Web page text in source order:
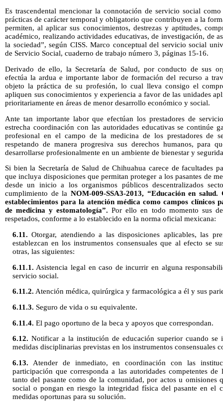
Es trascendental mencionar la connotación de servicio social
prácticas de carácter temporal y obligatorio que contribuyen a la
permiten, al aplicar sus conocimientos, destrezas y aptitudes,
académico, realizando actividades educativas, de investigación, de
la sociedad”, según CISS. Marco conceptual del servicio social
de Servicio Social, cuaderno de trabajo número 3, páginas 15-16.
Derivado de ello, la Secretaría de Salud, por conducto de sus
efectúa la ardua e importante labor de formación del recurso a
objeto la práctica de su profesión, lo cual lleva consigo el
apliquen sus conocimientos y experiencia a favor de las unidades
prioritariamente en áreas de menor desarrollo económico y social.
Ante tan importante labor que efectúan los prestadores de
estrecha coordinación con las autoridades educativas se continúe
profesional en el campo de la medicina de los prestadores de
respetando de manera progresiva sus derechos humanos, para
desarrollarse profesionalmente en un ambiente de bienestar y
Si bien la Secretaría de Salud de Chihuahua carece de facultades
que incluya disposiciones que permitan proteger a los pasantes de
desde un inicio a los organismos públicos descentralizados
cumplimiento de la NOM-009-SSA3-2013, “Educación en
establecimientos para la atención médica como campos clínicos
de medicina y estomatología”. Por ello en todo momento sus
respetados, conforme a lo establecido en la norma oficial mexicana:
6.11. Otorgar, atendiendo a las disposiciones aplicables, las
establezcan en los instrumentos consensuales que al efecto se
otras, las siguientes:
6.11.1. Asistencia legal en caso de incurrir en alguna
servicio social.
6.11.2. Atención médica, quirúrgica y farmacológica a él y sus
6.11.3. Seguro de vida o su equivalente.
6.11.4. El pago oportuno de la beca y apoyos que correspondan.
6.12. Notificar a la institución de educación superior cuando se
medidas disciplinarias previstas en los instrumentos consensuales
6.13. Atender de inmediato, en coordinación con las
participación que corresponda a las autoridades competentes
tanto del pasante como de la comunidad, por actos u omisiones
social o pongan en riesgo la integridad física del pasante en el
medidas oportunas para su solución.